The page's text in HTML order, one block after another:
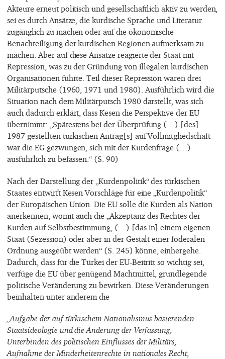
Akteure erneut politisch und gesellschaftlich aktiv zu werden,
sei es durch Ansätze, die kurdische Sprache und Literatur
zugänglich zu machen oder auf die ökonomische
Benachteiligung der kurdischen Regionen aufmerksam zu
machen. Aber auf diese Ansätze reagierte der Staat mit
Repression, was zu der Gründung von illegalen kurdischen
Organisationen führte. Teil dieser Repression waren drei
Militärputsche (1960, 1971 und 1980). Ausführlich wird die
Situation nach dem Militärputsch 1980 darstellt, was sich
auch dadurch erklärt, dass Kesen die Perspektive der EU
übernimmt: „Spätestens bei der Überprüfung (…) [des]
1987 gestellten türkischen Antrag[s] auf Vollmitgliedschaft
war die EG gezwungen, sich mit der Kurdenfrage (…)
ausführlich zu befassen.“ (S. 90)
Nach der Darstellung der „Kurdenpolitik“ des türkischen
Staates entwirft Kesen Vorschläge für eine „Kurdenpolitik“
der Europäischen Union. Die EU solle die Kurden als Nation
anerkennen, womit auch die „Akzeptanz des Rechtes der
Kurden auf Selbstbestimmung, (…) [das in] einem eigenen
Staat (Sezession) oder aber in der Gestalt einer föderalen
Ordnung ausgeübt werden“ (S. 245) könne, einhergehe.
Dadurch, dass für die Türkei der EU-Beitritt so wichtig sei,
verfüge die EU über genügend Machtmittel, grundlegende
politische Veränderung zu bewirken. Diese Veränderungen
beinhalten unter anderem die
„Aufgabe der auf türkischem Nationalismus basierenden
Staatsideologie und die Änderung der Verfassung,
Unterbinden des politischen Einflusses der Militärs,
Aufnahme der Minderheitenrechte in nationales Recht,